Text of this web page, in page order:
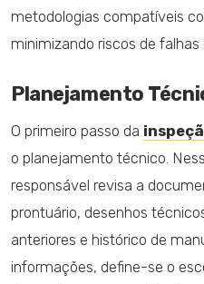
metodologias compatíveis
minimizando riscos de falhas
Planejamento
O primeiro passo da
o planejamento técnico.
responsável revisa a
prontuário, desenhos
anteriores e histórico de
informações, define-se o